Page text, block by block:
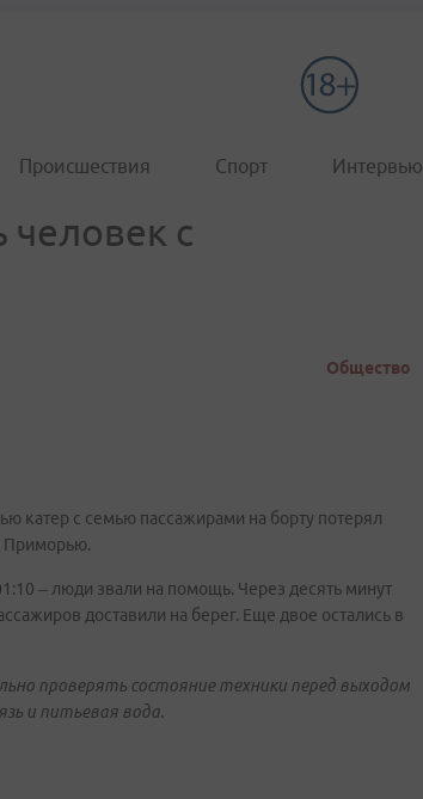
Происшествия Спорт Интервью
человек с
Общество
катер с семью пассажирами на борту потерял
Приморью.
– люди звали на помощь. Через десять минут
доставили на берег. Еще двое остались в
проверять состояние техники перед выходом
и питьевая вода.